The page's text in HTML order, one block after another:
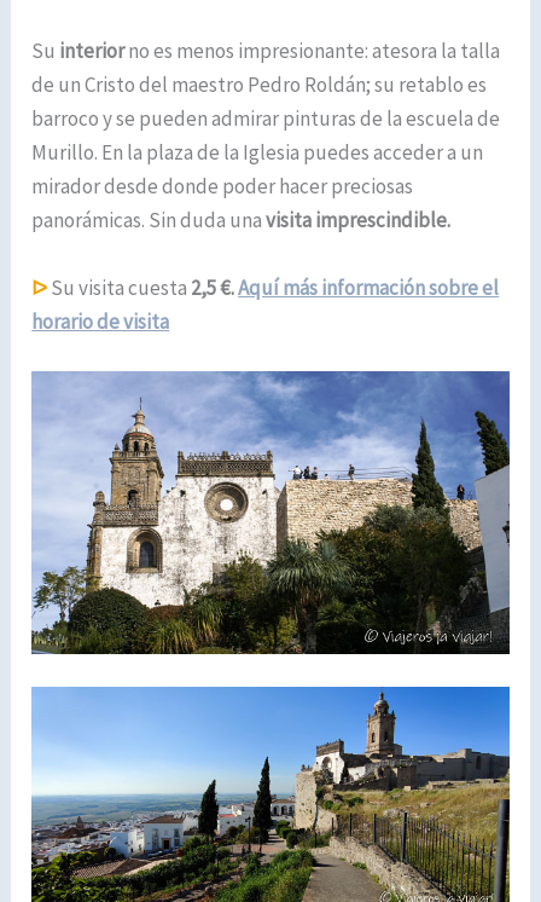
Su interiorno es menos impresionante: atesora la talla
de un Cristo del maestro Pedro Roldán; su retablo es
barroco y se pueden admirar pinturas de la escuela de
Murillo. En la plaza de la Iglesia puedes acceder a un
mirador desde donde poder hacer preciosas
panorámicas. Sin duda unavisita imprescindible.
ᐅSu visita cuesta 2,5 €.Aquí más información sobre el
horario de visita